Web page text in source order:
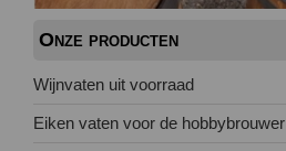
Onze producten
Wijnvaten uit voorraad
Eiken vaten voor de hobbybrouwer